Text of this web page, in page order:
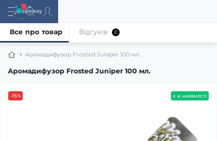
Аромадифузор Frosted Juniper 100 мл.
Аромадифузор Frosted Juniper 100 мл.
Все про товар Відгуків 0
-15% є в наявності